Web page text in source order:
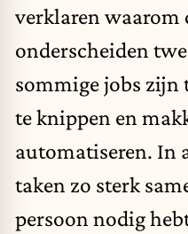
verklaren waarom
onderscheiden
sommige jobs zijn
te knippen en
automatiseren. In
taken zo sterk
persoon nodig